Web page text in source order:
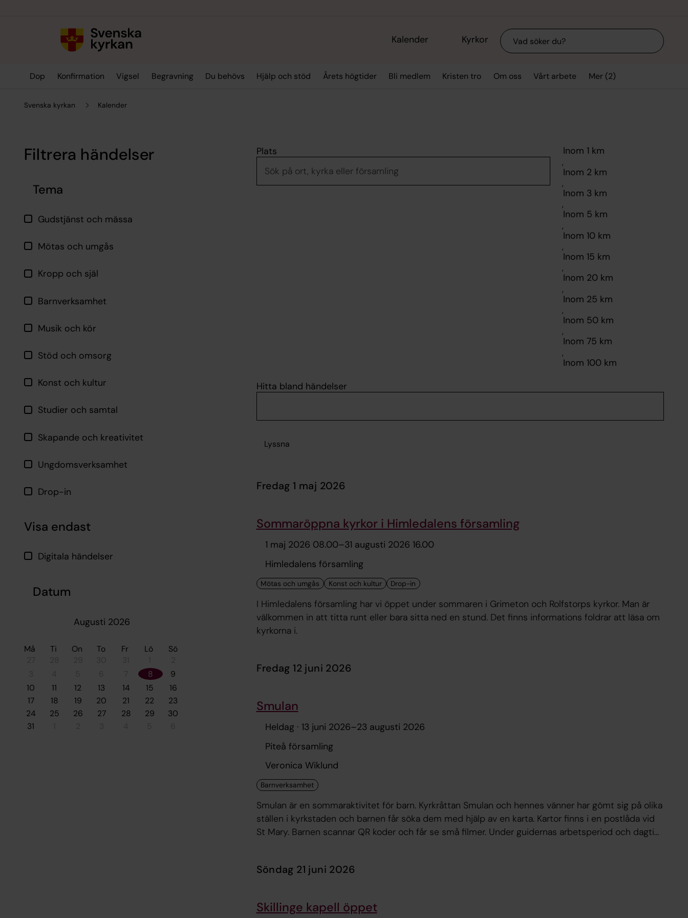
Kalender Kyrkor Sök
Dop Konfirmation Vigsel Begravning Du behövs Hjälp och stöd Årets högtider Bli medlem Kristen tro Om oss Vårt arbete Mer (2)
Svenska kyrkan Kalender
Filtrera händelser
Tema
Gudstjänst och mässa
Mötas och umgås
Kropp och själ
Barnverksamhet
Musik och kör
Stöd och omsorg
Konst och kultur
Studier och samtal
Skapande och kreativitet
Ungdomsverksamhet
Drop-in
Visa endast
Digitala händelser
Datum
Augusti 2026
Må Ti On To Fr Lö
Sö
8
9
10
11 12 13 14 15
16
17
18 19 20 21 22
23
24
25 26 27 28 29
30
31
Plats
,
,
,
,
,
,
,
,
,
,
Hitta bland händelser
Lyssna
fredag 1 maj 2026
Sommaröppna kyrkor i Himledalens församling
1 maj 2026 08.00–31 augusti 2026 16.00
Himledalens församling
I Himledalens församling har vi öppet under sommaren i Grimeton och Rolfstorps kyrkor. Man är
välkommen in att titta runt eller bara sitta ned en stund. Det finns informations foldrar att läsa om
kyrkorna i.
fredag 12 juni 2026
Smulan
Heldag · 13 juni 2026–23 augusti 2026
Piteå församling
Veronica Wiklund
Smulan är en sommaraktivitet för barn. Kyrkråttan Smulan och hennes vänner har gömt sig på olika
ställen i kyrkstaden och barnen får söka dem med hjälp av en karta. Kartor finns i en postlåda vid
St Mary. Barnen scannar QR koder och får se små filmer. Under guidernas arbetsperiod och dagtid
söndag 21 juni 2026
Skillinge kapell öppet